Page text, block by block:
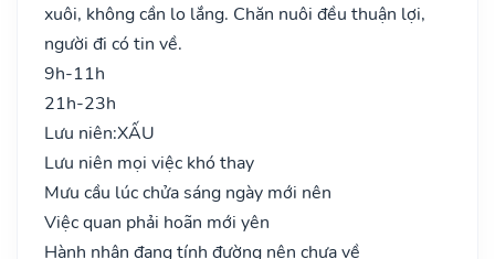
xuôi, không cần lo lắng. Chăn nuôi đều thuận lợi,
người đi có tin về.
9h-11h
21h-23h
Lưu niên:XẤU
Lưu niên mọi việc khó thay
Mưu cầu lúc chửa sáng ngày mới nên
Việc quan phải hoãn mới yên
Hành nhân đang tính đường nên chưa về